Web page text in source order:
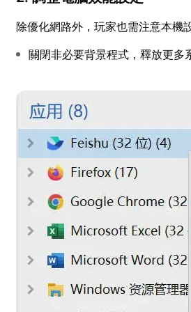
除優化網路外，玩家也需注意本機
關閉非必要背景程式，釋放更多